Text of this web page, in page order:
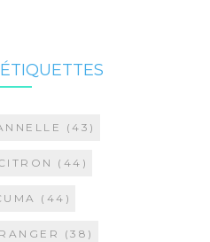
(43)
(44)
(44)
(38)